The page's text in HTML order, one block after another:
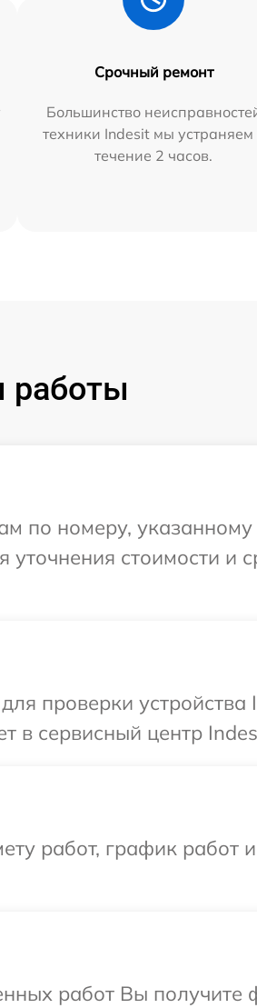
Срочный ремонт
Большинство
техники Indesit мы устраняем
течение 2 часов.
работы
по номеру, указанному
стоимости и
проверки устройства
в сервисный центр
работ, график работ
работ Вы